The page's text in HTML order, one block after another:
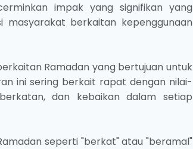
impak yang signifikan yang
berkaitan kepenggunaan
Ramadan yang bertujuan untuk
ini sering berkait rapat dengan nilai-
dan kebaikan dalam setiap
seperti "berkat" atau "beramal"